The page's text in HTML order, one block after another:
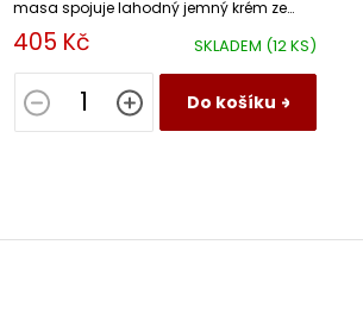
SKLADEM (12 KS)
405 Kč
Do košíku
masa spojuje lahodný jemný krém ze
smetany a vajec.